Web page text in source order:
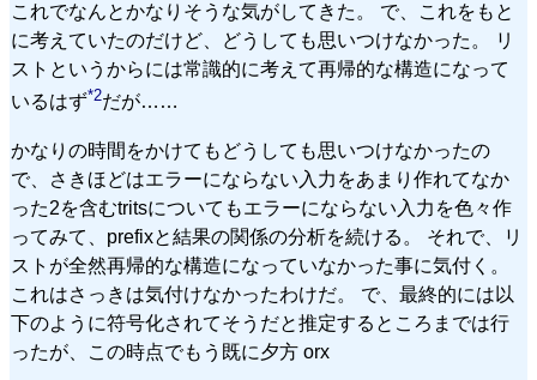
これでなんとかなりそうな気がしてきた。 で、これをもと
に考えていたのだけど、どうしても思いつけなかった。 リ
ストというからには常識的に考えて再帰的な構造になって
いるはず*2だが……
かなりの時間をかけてもどうしても思いつけなかったの
で、さきほどはエラーにならない入力をあまり作れてなか
った2を含むtritsについてもエラーにならない入力を色々作
ってみて、prefixと結果の関係の分析を続ける。 それで、リ
ストが全然再帰的な構造になっていなかった事に気付く。
これはさっきは気付けなかったわけだ。 で、最終的には以
下のように符号化されてそうだと推定するところまでは行
ったが、この時点でもう既に夕方 orx